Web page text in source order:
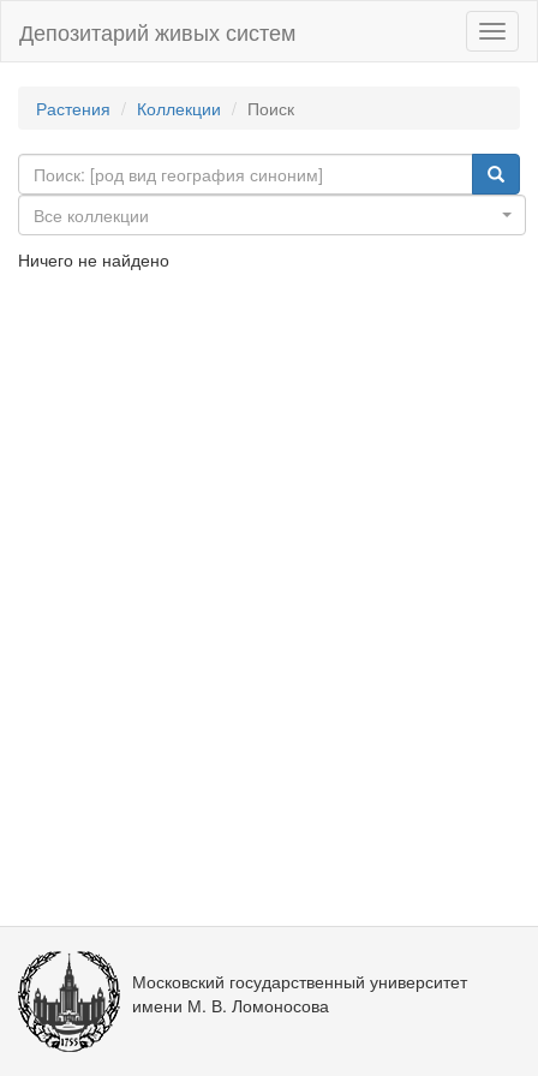
Депозитарий живых систем
Растения Коллекции Поиск
Все коллекции
Ничего не найдено
Московский государственный университет
имени М. В. Ломоносова